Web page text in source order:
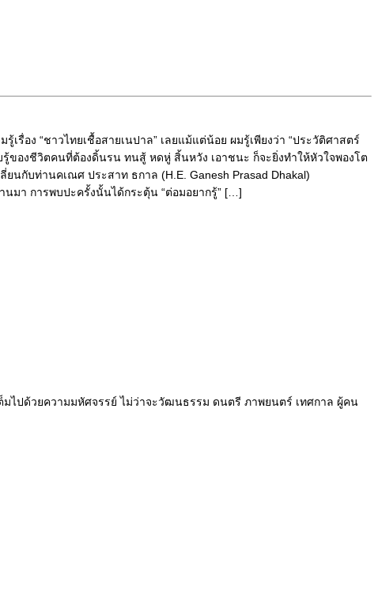
รื่อง “ชาวไทยเชื้อสายเนปาล” เลยแม้แต่น้อย ผมรู้เพียงว่า “ประวัติศาสตร์
รู้ของชีวิตคนที่ต้องดิ้นรน ทนสู้ หดหู่ สิ้นหวัง เอาชนะ ก็จะยิ่งทำให้หัวใจพองโต
นกับท่านคเณศ ประสาท ธกาล (H.E. Ganesh Prasad Dhakal)
มา การพบปะครั้งนั้นได้กระตุ้น “ต่อมอยากรู้” […]
มไปด้วยความมหัศจรรย์ ไม่ว่าจะวัฒนธรรม ดนตรี ภาพยนตร์ เทศกาล ผู้คน